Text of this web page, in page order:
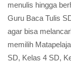
menulis hingga
Guru Baca Tulis
agar bisa
memilih
SD, Kelas 4 SD,